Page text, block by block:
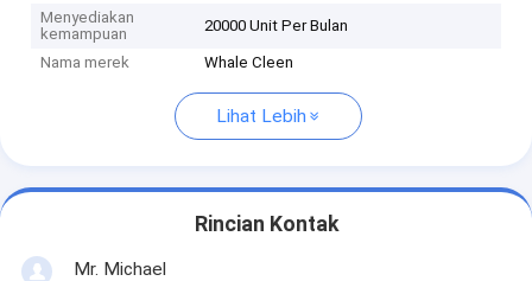
Menyediakan
kemampuan
20000 Unit Per Bulan
Nama merek Whale Cleen
Lihat Lebih
Rincian Kontak
Mr. Michael